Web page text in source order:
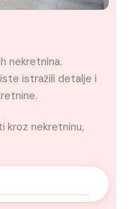
nekretnina.
istražili detalje i
kroz nekretninu,